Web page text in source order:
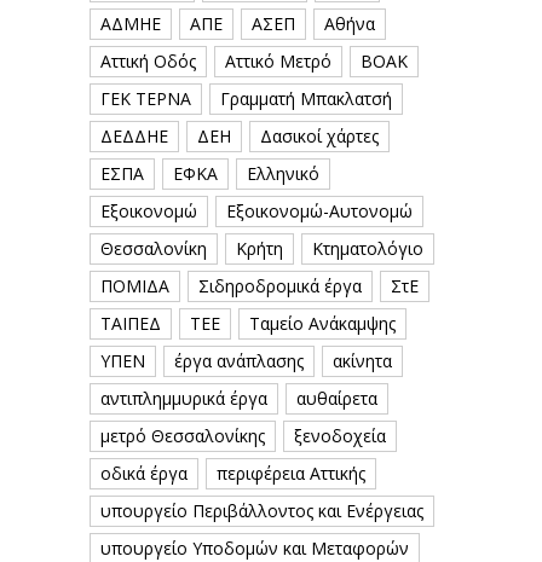
ΑΔΜΗΕ ΑΠΕ ΑΣΕΠ
Αθήνα
Αττική Οδός
Αττικό Μετρό
ΒΟΑΚ
ΓΕΚ ΤΕΡΝΑ
Γραμματή Μπακλατσή
ΔΕΔΔΗΕ
ΔΕΗ
Δασικοί χάρτες
ΕΣΠΑ
ΕΦΚΑ
Ελληνικό
Εξοικονομώ
Εξοικονομώ-Αυτονομώ
Θεσσαλονίκη
Κρήτη
Κτηματολόγιο
ΠΟΜΙΔΑ
Σιδηροδρομικά έργα
ΣτΕ
ΤΑΙΠΕΔ
ΤΕΕ
Ταμείο Ανάκαμψης
ΥΠΕΝ
έργα ανάπλασης
ακίνητα
αντιπλημμυρικά έργα
αυθαίρετα
μετρό Θεσσαλονίκης
ξενοδοχεία
οδικά έργα
περιφέρεια Αττικής
υπουργείο Περιβάλλοντος και Ενέργειας
υπουργείο Υποδομών και Μεταφορών